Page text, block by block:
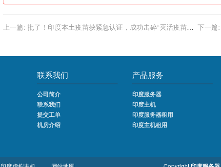
上一篇: 批了！印度本土疫苗获紧急认证，成功击碎“灭活疫苗未 下一篇:
联系我们
公司简介
联系我们
提交工单
机房介绍
产品服务
印度服务器
印度主机
印度服务器租用
印度主机租用